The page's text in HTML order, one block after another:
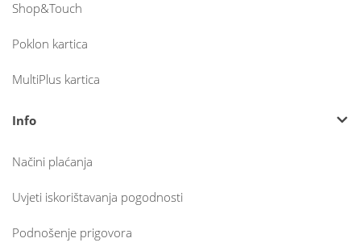
Shop&Touch
Poklon kartica
MultiPlus kartica
Info
Načini plaćanja
Uvjeti iskorištavanja pogodnosti
Podnošenje prigovora